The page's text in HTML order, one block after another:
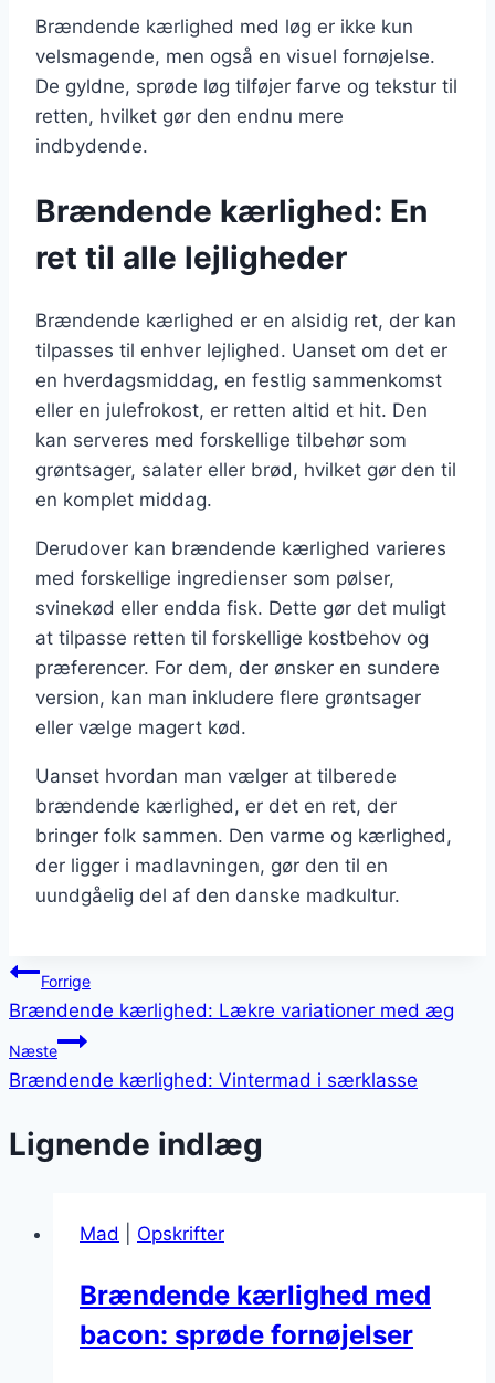
Brændende kærlighed med løg er ikke kun
velsmagende, men også en visuel fornøjelse.
De gyldne, sprøde løg tilføjer farve og tekstur til
retten, hvilket gør den endnu mere
indbydende.
Brændende kærlighed: En
ret til alle lejligheder
Brændende kærlighed er en alsidig ret, der kan
tilpasses til enhver lejlighed. Uanset om det er
en hverdagsmiddag, en festlig sammenkomst
eller en julefrokost, er retten altid et hit. Den
kan serveres med forskellige tilbehør som
grøntsager, salater eller brød, hvilket gør den til
en komplet middag.
Derudover kan brændende kærlighed varieres
med forskellige ingredienser som pølser,
svinekød eller endda fisk. Dette gør det muligt
at tilpasse retten til forskellige kostbehov og
præferencer. For dem, der ønsker en sundere
version, kan man inkludere flere grøntsager
eller vælge magert kød.
Uanset hvordan man vælger at tilberede
brændende kærlighed, er det en ret, der
bringer folk sammen. Den varme og kærlighed,
der ligger i madlavningen, gør den til en
uundgåelig del af den danske madkultur.
Indlægsnavigation
Forrige
Brændende kærlighed: Lækre variationer med æg
Næste
Brændende kærlighed: Vintermad i særklasse
Lignende indlæg
Mad Opskrifter
Brændende kærlighed med
bacon: sprøde fornøjelser